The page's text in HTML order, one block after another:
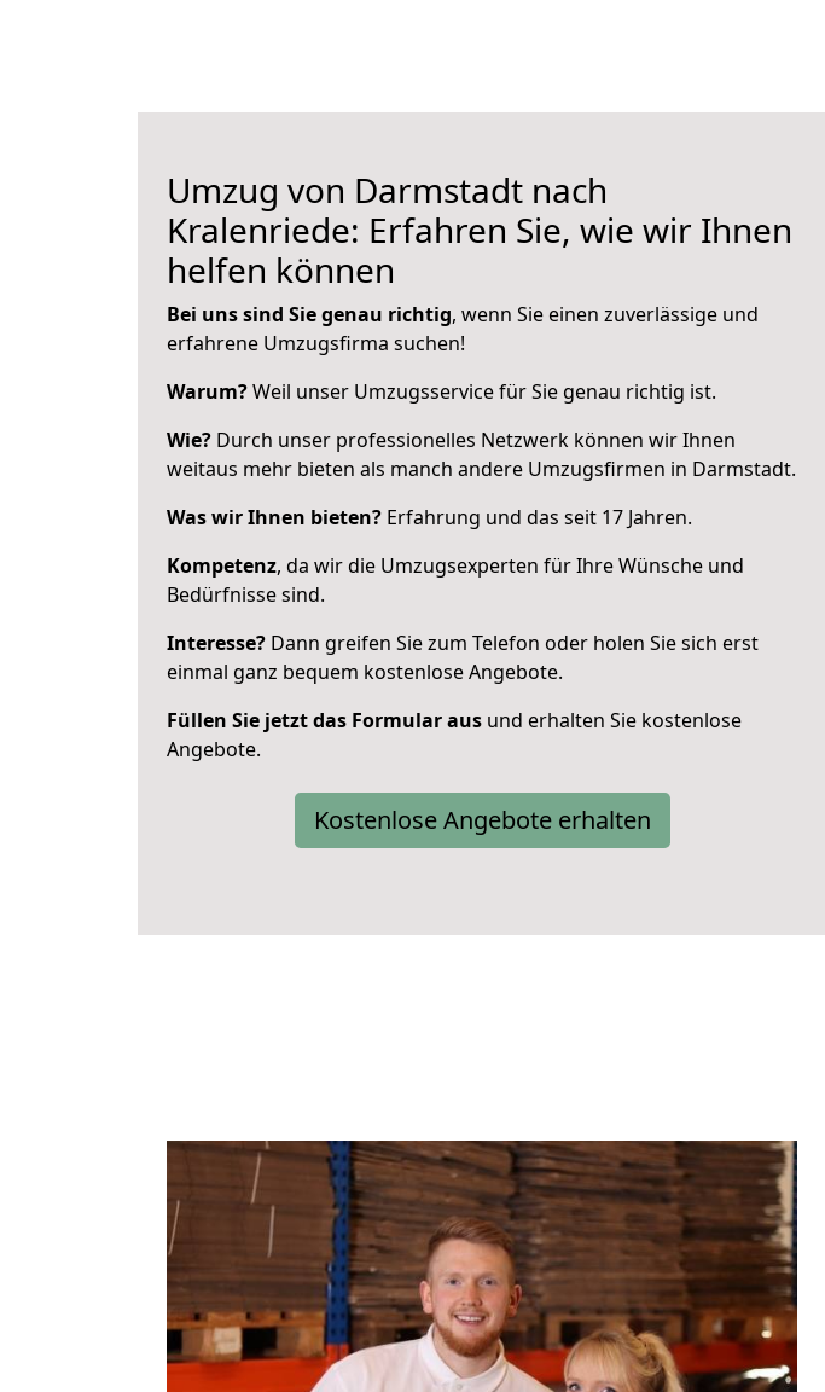
Umzug von Darmstadt nach
Kralenriede: Erfahren Sie, wie wir Ihnen
helfen können
Bei uns sind Sie genau richtig, wenn Sie einen zuverlässige und
erfahrene Umzugsfirma suchen!
Warum?Weil unser Umzugsservice für Sie genau richtig ist.
Wie? Durch unser professionelles Netzwerk können wir Ihnen
weitaus mehr bieten als manch andere Umzugsfirmen in Darmstadt.
Was wir Ihnen bieten? Erfahrung und das seit 17 Jahren.
Kompetenz, da wir die Umzugsexperten für Ihre Wünsche und
Bedürfnisse sind.
Interesse? Dann greifen Sie zum Telefon oder holen Sie sich erst
einmal ganz bequem kostenlose Angebote.
Füllen Sie jetzt das Formular aus und erhalten Sie kostenlose
Angebote.
Kostenlose Angebote erhalten